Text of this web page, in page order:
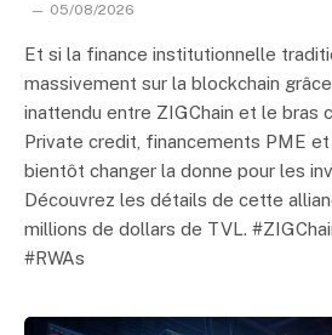
05/08/2026
Et si la finance institutionnelle
massivement sur la blockchain
inattendu entre ZIGChain et le bras
Private credit, financements PME et
bientôt changer la donne pour les
Découvrez les détails de cette
millions de dollars de TVL.
#RWAs